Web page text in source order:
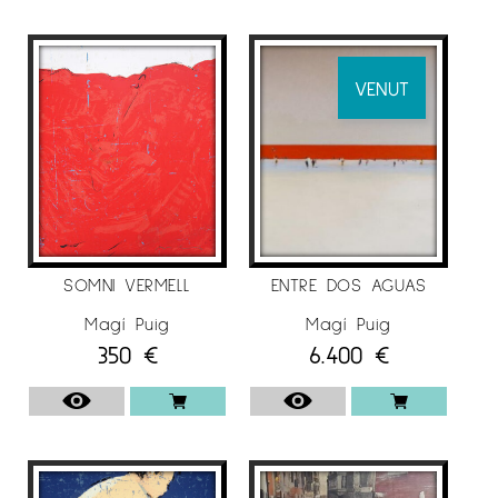
la vida família.
L’artista Magí Puig destil·la les essències d’una
realitat complexa per oferir després la seva
essència, com un perfum de colors que
traspassa la pell i busca l’ànima.
EXPOSICIONS INDIVIDUALS
2020
Galerie de l’Ancien Courrier, Montpelier
de Luz
Sala Parés, Barcelona
SOMNI VERMELL
Magí Puig
350 €
VENUT
ENTRE DOS AGUAS
Magí Puig
6.400 €